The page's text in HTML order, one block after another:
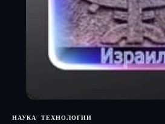
НАУКА ТЕХНОЛОГИИ